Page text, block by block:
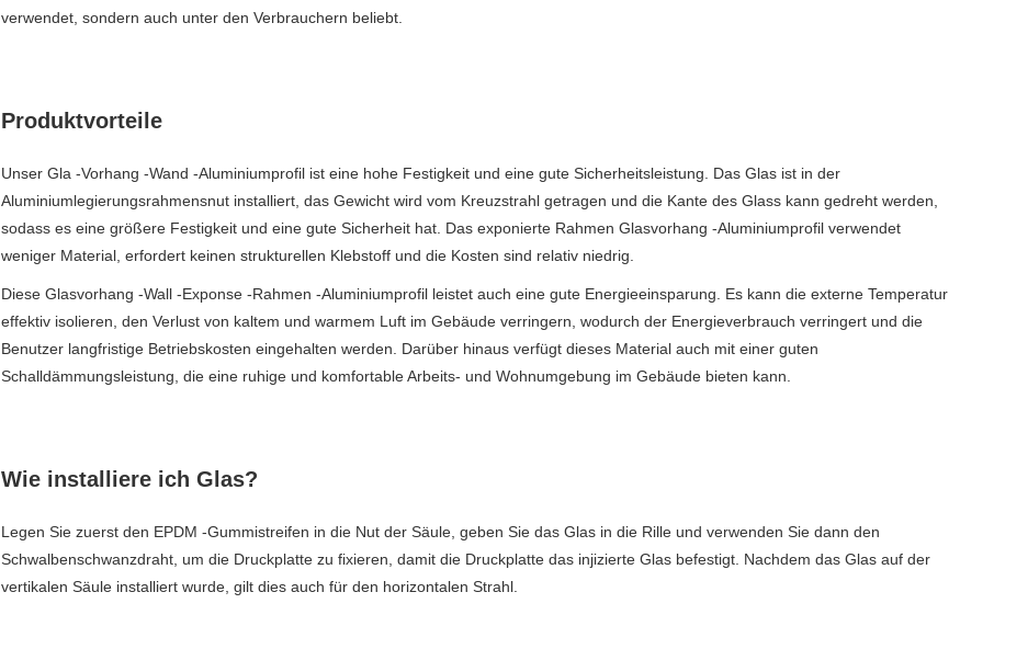
verwendet, sondern auch unter den Verbrauchern beliebt.
Produktvorteile
Unser Gla -Vorhang -Wand -Aluminiumprofil ist eine hohe Festigkeit und eine gute Sicherheitsleistung. Das Glas ist in der
Aluminiumlegierungsrahmensnut installiert, das Gewicht wird vom Kreuzstrahl getragen und die Kante des Glass kann gedreht werden,
sodass es eine größere Festigkeit und eine gute Sicherheit hat. Das exponierte Rahmen Glasvorhang -Aluminiumprofil verwendet
weniger Material, erfordert keinen strukturellen Klebstoff und die Kosten sind relativ niedrig.
Diese Glasvorhang -Wall -Exponse -Rahmen -Aluminiumprofil leistet auch eine gute Energieeinsparung. Es kann die externe Temperatur
effektiv isolieren, den Verlust von kaltem und warmem Luft im Gebäude verringern, wodurch der Energieverbrauch verringert und die
Benutzer langfristige Betriebskosten eingehalten werden. Darüber hinaus verfügt dieses Material auch mit einer guten
Schalldämmungsleistung, die eine ruhige und komfortable Arbeits- und Wohnumgebung im Gebäude bieten kann.
Wie installiere ich Glas?
Legen Sie zuerst den EPDM -Gummistreifen in die Nut der Säule, geben Sie das Glas in die Rille und verwenden Sie dann den
Schwalbenschwanzdraht, um die Druckplatte zu fixieren, damit die Druckplatte das injizierte Glas befestigt. Nachdem das Glas auf der
vertikalen Säule installiert wurde, gilt dies auch für den horizontalen Strahl.